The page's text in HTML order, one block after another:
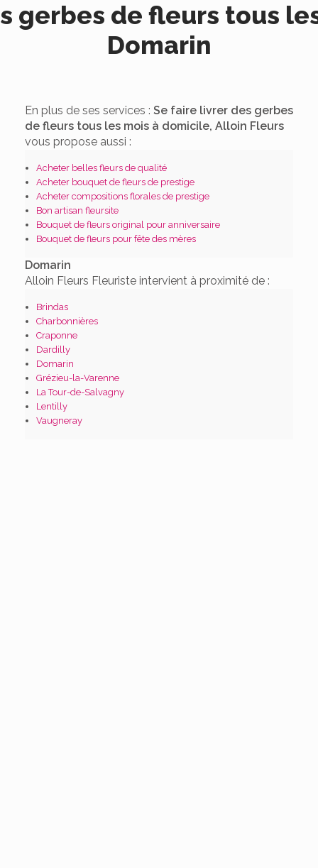
gerbes de fleurs tous
Domarin
En plus de ses services : Se faire livrer des gerbes
de fleurs tous les mois à domicile, Alloin Fleurs
vous propose aussi :
Acheter belles fleurs de qualité
Acheter bouquet de fleurs de prestige
Acheter compositions florales de prestige
Bon artisan fleursite
Bouquet de fleurs original pour anniversaire
Bouquet de fleurs pour fête des mères
Domarin
Alloin Fleurs Fleuriste intervient à proximité de :
Brindas
Charbonnières
Craponne
Dardilly
Domarin
Grézieu-la-Varenne
La Tour-de-Salvagny
Lentilly
Vaugneray